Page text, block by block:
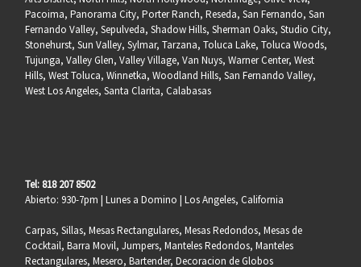
Pacoima, Panorama City, Porter Ranch, Reseda, San Fernando, San
Fernando Valley, Sepulveda, Shadow Hills, Sherman Oaks, Studio City,
Stonehurst, Sun Valley, Sylmar, Tarzana, Toluca Lake, Toluca Woods,
Tujunga, Valley Glen, Valley Village, Van Nuys, Warner Center, West
Hills, West Toluca, Winnetka, Woodland Hills, San Fernando Valley,
West Los Angeles, Santa Clarita, Calabasas
Tel: 818 207 8502
Abierto: 930-7pm | Lunes a Domino | Los Angeles, California
Carpas, Sillas, Mesas Rectangulares, Mesas Redondos, Mesas de
Cocktail, Barra Movil, Jumpers, Manteles Redondos, Manteles
Rectangulares, Mesero, Bartender, Decoracion de Globos